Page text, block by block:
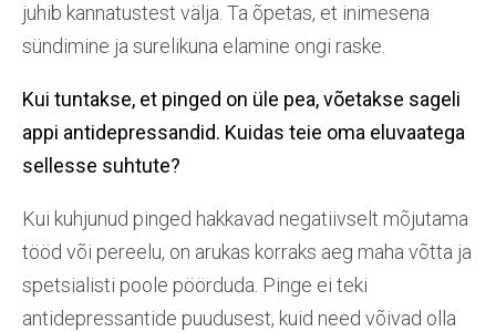
juhib kannatustest välja. Ta õpetas, et inimesena
sündimine ja surelikuna elamine ongi raske.
Kui tuntakse, et pinged on üle pea,võetakse sageli
appi antidepressandid. Kuidas teie oma eluvaatega
sellesse suhtute?
Kui kuhjunud pinged hakkavad negatiivselt mõjutama
tööd või pereelu, on arukas korraks aeg maha võtta ja
spetsialisti poole pöörduda. Pinge ei teki
antidepressantide puudusest, kuid need võivad olla